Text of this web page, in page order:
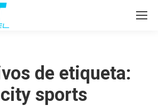
de etiqueta:
city sports